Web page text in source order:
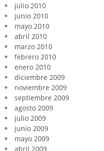
julio 2010
junio 2010
mayo 2010
abril 2010
marzo 2010
febrero 2010
enero 2010
diciembre 2009
noviembre 2009
septiembre 2009
agosto 2009
julio 2009
junio 2009
mayo 2009
abril 2009